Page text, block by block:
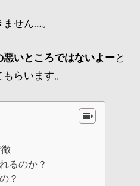
せん…。
悪いところではないよーと
らいます。
るのか？
？